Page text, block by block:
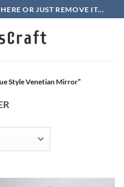
OR JUST REMOVE IT...
Style Venetian Mirror”